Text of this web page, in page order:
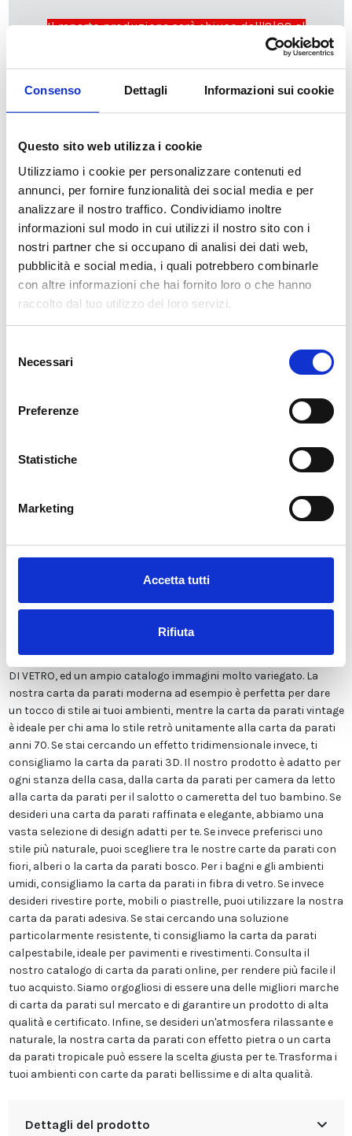
Consenso Dettagli Informazioni sui cookie
Questo sito web utilizza i cookie
Utilizziamo i cookie per personalizzare contenuti ed
annunci, per fornire funzionalità dei social media e per
analizzare il nostro traffico. Condividiamo inoltre
informazioni sul modo in cui utilizzi il nostro sito con i
nostri partner che si occupano di analisi dei dati web,
pubblicità e social media, i quali potrebbero combinarle
con altre informazioni che hai fornito loro o che hanno
raccolto dal tuo utilizzo dei loro servizi.
delNecessari
Preferenze
Statistiche
Marketing
Accetta tutti
Rifiuta
Il reparto produzione sarà chiuso dall'8|08 al
23|08|2026 pertanto tutti gli ordini effettuati dal 03|08
a partire dal 24|08|2026
spedizione necessari.
Disponibile
34,49 €
Tasse incluse
AGGIUNGI AL CARRELLO
investimenti in nuove tecnologie made in Italy. Produciamo la
nostra carta da parati esclusivamente in Italia per garantirne
style e nei colori GRATUITAMENTE dai nostri designer e adatta ad
sostanze chimiche pericolose. Inoltre, possiede le certificazioni
di finiture tra cui LISCIA CLASSICA, TELA CANVAS, ADESIVA o FIBRA
DI VETRO, ed un ampio catalogo immagini molto variegato. La
nostra carta da parati moderna ad esempio è perfetta per dare
un tocco di stile ai tuoi ambienti, mentre la carta da parati vintage
è ideale per chi ama lo stile retrò unitamente alla carta da parati
anni 70. Se stai cercando un effetto tridimensionale invece, ti
consigliamo la carta da parati 3D. Il nostro prodotto è adatto per
ogni stanza della casa, dalla carta da parati per camera da letto
alla carta da parati per il salotto o cameretta del tuo bambino. Se
desideri una carta da parati raffinata e elegante, abbiamo una
vasta selezione di design adatti per te. Se invece preferisci uno
stile più naturale, puoi scegliere tra le nostre carte da parati con
fiori, alberi o la carta da parati bosco. Per i bagni e gli ambienti
umidi, consigliamo la carta da parati in fibra di vetro. Se invece
desideri rivestire porte, mobili o piastrelle, puoi utilizzare la nostra
carta da parati adesiva. Se stai cercando una soluzione
particolarmente resistente, ti consigliamo la carta da parati
calpestabile, ideale per pavimenti e rivestimenti. Consulta il
nostro catalogo di carta da parati online, per rendere più facile il
tuo acquisto. Siamo orgogliosi di essere una delle migliori marche
di carta da parati sul mercato e di garantire un prodotto di alta
qualità e certificato. Infine, se desideri un'atmosfera rilassante e
naturale, la nostra carta da parati con effetto pietra o un carta
da parati tropicale può essere la scelta giusta per te. Trasforma i
tuoi ambienti con carte da parati bellissime e di alta qualità.
Dettagli del prodotto